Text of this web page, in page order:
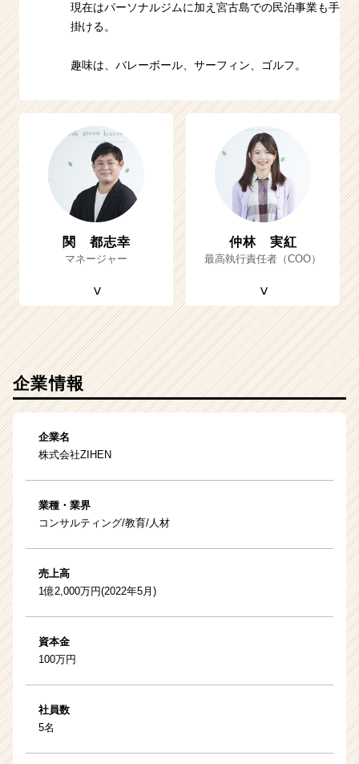
現在はパーソナルジムに加え宮古島での民泊事業も手
掛ける。
趣味は、バレーボール、サーフィン、ゴルフ。
関 都志幸
マネージャー
仲林 実紅
最高執行責任者（COO）
企業情報
企業名
株式会社ZIHEN
業種・業界
コンサルティング/教育/人材
売上高
1億2,000万円(2022年5月)
資本金
100万円
社員数
5名